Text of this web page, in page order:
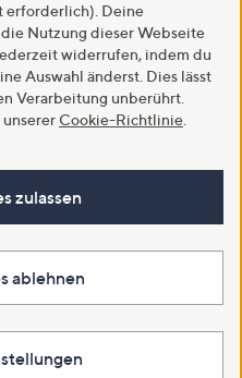
erforderlich). Deine
Nutzung dieser Webseite
widerrufen, indem du
Auswahl änderst. Dies lässt
Verarbeitung unberührt.
Cookie-Richtlinie
zulassen
ablehnen